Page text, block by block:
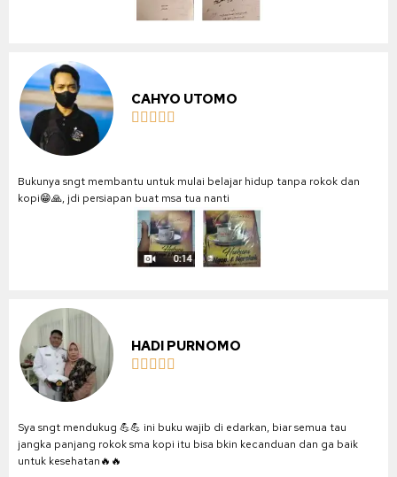
CAHYO UTOMO
    
Bukunya sngt membantu untuk mulai belajar hidup tanpa rokok dan
kopi😁🙏, jdi persiapan buat msa tua nanti
HADI PURNOMO
    
Sya sngt mendukug 💪💪 ini buku wajib di edarkan, biar semua tau
jangka panjang rokok sma kopi itu bisa bkin kecanduan dan ga baik
untuk kesehatan🔥🔥